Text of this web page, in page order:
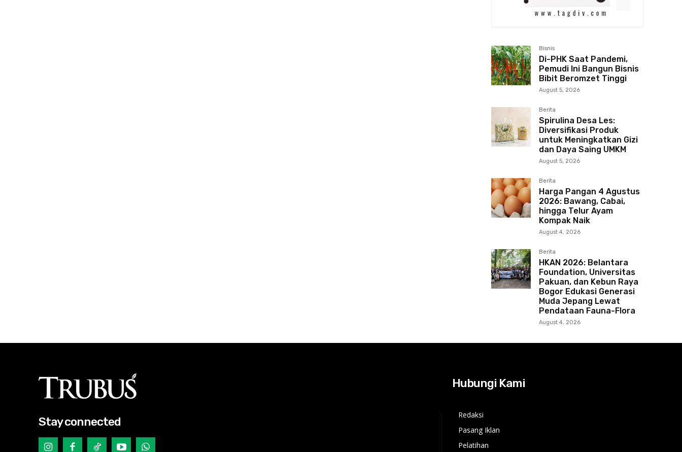
Bisnis
Di-PHK Saat Pandemi,
Pemudi Ini Bangun Bisnis
Bibit Beromzet Tinggi
August 5, 2026
Berita
Spirulina Desa Les:
Diversifikasi Produk
untuk Meningkatkan Gizi
dan Daya Saing UMKM
August 5, 2026
Berita
Harga Pangan 4 Agustus
2026: Bawang, Cabai,
hingga Telur Ayam
Kompak Naik
August 4, 2026
Berita
HKAN 2026: Belantara
Foundation, Universitas
Pakuan, dan Kebun Raya
Bogor Edukasi Generasi
Muda Jepang Lewat
Pendataan Fauna-Flora
August 4, 2026
Stay connected
Hubungi Kami
Redaksi
Pasang Iklan
Pelatihan